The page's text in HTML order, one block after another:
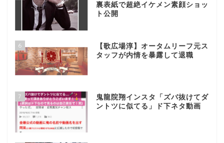
裏表紙で超絶イケメン素顔ショッ
ト公開
6
【歌広場淳】オータムリーフ元ス
タッフが内情を暴露して退職
7
鬼龍院翔インスタ「ズバ抜けてダ
ントツに似てる」ド下ネタ動画